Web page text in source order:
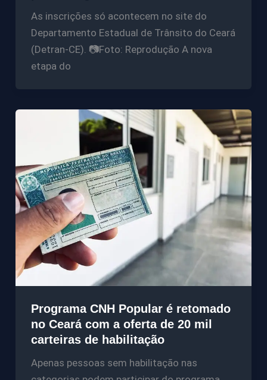
As inscrições só acontecem no site do
Departamento Estadual de Trânsito do Ceará
(Detran-CE). 📷Foto: Reprodução A nova
etapa do
Programa CNH Popular é retomado
no Ceará com a oferta de 20 mil
carteiras de habilitação
Apenas pessoas sem habilitação nas